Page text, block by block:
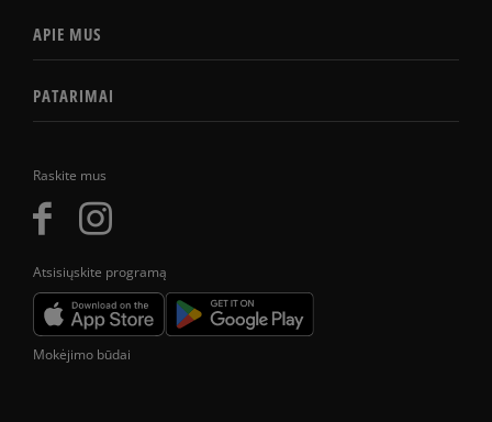
Raskite mus
Atsisiųskite programą
APIE MUS
PATARIMAI
Mokėjimo būdai